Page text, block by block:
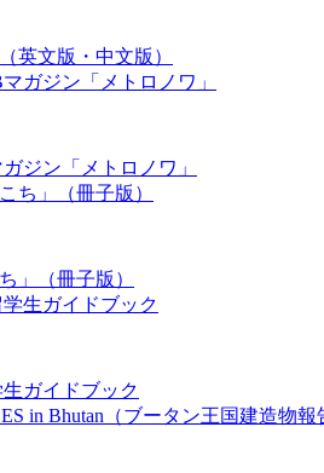
英文版・中文版）
ジン「メトロノワ」
」（冊子版）
ガイドブック